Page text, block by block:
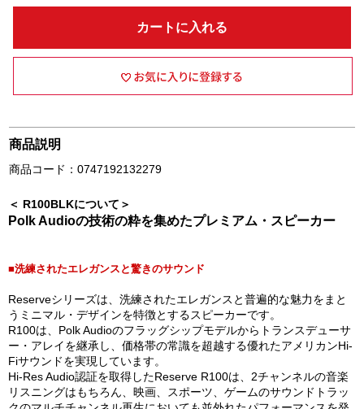
カートに入れる
商品説明
商品コード：0747192132279
＜ R100BLKについて＞
Polk Audioの技術の粋を集めたプレミアム・スピーカー
■洗練されたエレガンスと驚きのサウンド
Reserveシリーズは、洗練されたエレガンスと普遍的な魅力をまと
うミニマル・デザインを特徴とするスピーカーです。
R100は、Polk Audioのフラッグシップモデルからトランスデューサ
ー・アレイを継承し、価格帯の常識を超越する優れたアメリカンHi-
Fiサウンドを実現しています。
Hi-Res Audio認証を取得したReserve R100は、2チャンネルの音楽
リスニングはもちろん、映画、スポーツ、ゲームのサウンドトラッ